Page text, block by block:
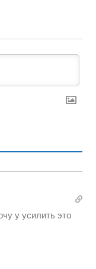
у усилить это